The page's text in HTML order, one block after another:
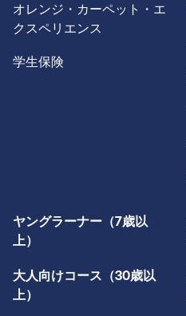
オレンジ・カーペット・エ
クスペリエンス
学生保険
ヤングラーナー（7歳以
上）
大人向けコース（30歳以
上）